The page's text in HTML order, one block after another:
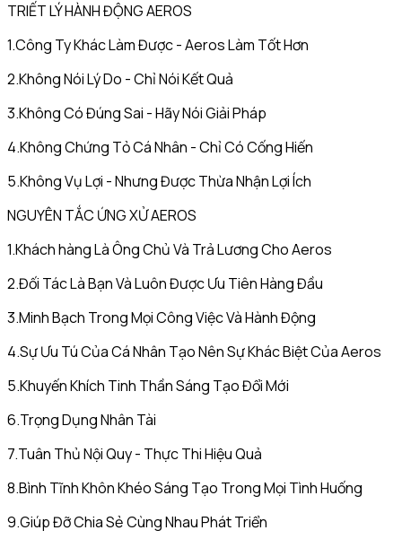
TRIẾT LÝ HÀNH ĐỘNG AEROS
1.Công Ty Khác Làm Được - Aeros Làm Tốt Hơn
2.Không Nói Lý Do - Chỉ Nói Kết Quả
3.Không Có Đúng Sai - Hãy Nói Giải Pháp
4.Không Chứng Tỏ Cá Nhân - Chỉ Có Cống Hiến
5.Không Vụ Lợi - Nhưng Được Thừa Nhận Lợi Ích
NGUYÊN TẮC ỨNG XỬ AEROS
1.Khách hàng Là Ông Chủ Và Trả Lương Cho Aeros
2.Đối Tác Là Bạn Và Luôn Được Ưu Tiên Hàng Đầu
3.Minh Bạch Trong Mọi Công Việc Và Hành Động
4.Sự Ưu Tú Của Cá Nhân Tạo Nên Sự Khác Biệt Của Aeros
5.Khuyến Khích Tinh Thần Sáng Tạo Đổi Mới
6.Trọng Dụng Nhân Tài
7.Tuân Thủ Nội Quy - Thực Thi Hiệu Quả
8.Bình Tĩnh Khôn Khéo Sáng Tạo Trong Mọi Tình Huống
9.Giúp Đỡ Chia Sẻ Cùng Nhau Phát Triển